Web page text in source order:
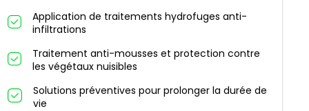
Application de traitements hydrofuges anti-
infiltrations
Traitement anti-mousses et protection contre
les végétaux nuisibles
Solutions préventives pour prolonger la durée de
vie